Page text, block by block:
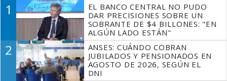
1
EL BANCO CENTRAL NO PUDO
DAR PRECISIONES SOBRE UN
SOBRANTE DE $4 BILLONES: "EN
ALGÚN LADO ESTÁN"
2
ANSES: CUÁNDO COBRAN
JUBILADOS Y PENSIONADOS EN
AGOSTO DE 2026, SEGÚN EL
DNI